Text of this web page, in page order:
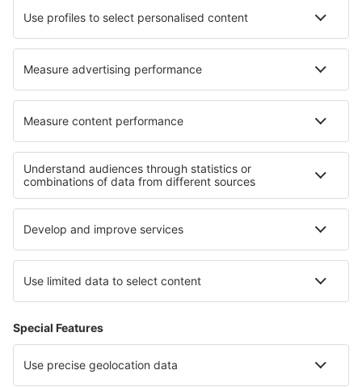
Norwegian
WizzAir
Om eSky
Köpvillkor
Mina bokningar
Integritetspolicy
Support och kontakt
Integritet
Länder